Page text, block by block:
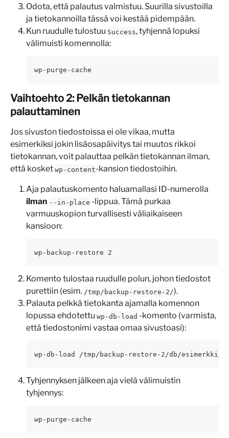
Odota, että palautus valmistuu. Suurilla sivustoilla
ja tietokannoilla tässä voi kestää pidempään.
Kun ruudulle tulostuu Success, tyhjennä lopuksi
välimuisti komennolla:
wp-purge-cache
Vaihtoehto 2: Pelkän tietokannan
palauttaminen
Jos sivuston tiedostoissa ei ole vikaa, mutta
esimerkiksi jokin lisäosapäivitys tai muutos rikkoi
tietokannan, voit palauttaa pelkän tietokannan ilman,
että kosket wp-content-kansion tiedostoihin.
Aja palautuskomento haluamallasi ID-numerolla
ilman --in-place -lippua. Tämä purkaa
varmuuskopion turvallisesti väliaikaiseen
kansioon:
wp-backup-restore 2
Komento tulostaa ruudulle polun, johon tiedostot
purettiin (esim. /tmp/backup-restore-2/).
Palauta pelkkä tietokanta ajamalla komennon
lopussa ehdotettu wp-db-load -komento (varmista,
että tiedostonimi vastaa omaa sivustoasi):
wp-db-load /tmp/backup-restore-2/db/
Tyhjennyksen jälkeen aja vielä välimuistin
tyhjennys:
wp-purge-cache